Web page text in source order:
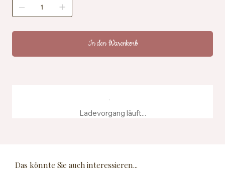
In den Warenkorb
Ladevorgang läuft...
Das könnte Sie auch interessieren...